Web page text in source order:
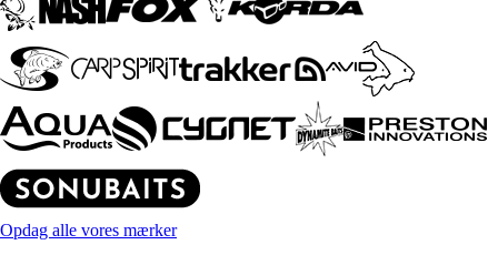
Opdag alle vores mærker